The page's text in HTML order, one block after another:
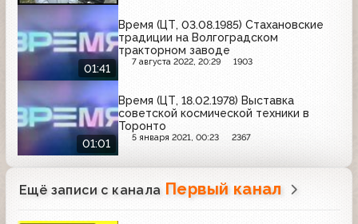
01:41
Время (ЦТ, 03.08.1985) Стахановские
традиции на Волгоградском
тракторном заводе
7 августа 2022, 20:29 1903
01:01
Время (ЦТ, 18.02.1978) Выставка
советской космической техники в
Торонто
5 января 2021, 00:23 2367
Ещё записи с канала Первый канал